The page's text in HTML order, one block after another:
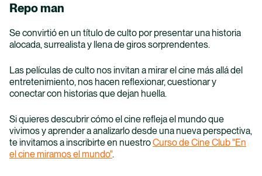
Repo man
Se convirtió en un título de culto por presentar una historia
alocada, surrealista y llena de giros sorprendentes.
Las películas de culto nos invitan a mirar el cine más allá del
entretenimiento, nos hacen reflexionar, cuestionar y
conectar con historias que dejan huella.
Si quieres descubrir cómo el cine refleja el mundo que
vivimos y aprender a analizarlo desde una nueva perspectiva,
te invitamos a inscribirte en nuestroCurso de Cine Club "En
el cine miramos el mundo".